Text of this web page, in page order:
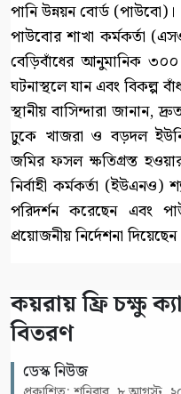
পানি উন্নয়ন বোর্ড (পাউবো)।
পাউবোর শাখা কর্মকর্তা
বেড়িবাঁধের আনুমানিক
ঘটনাস্থলে যান এবং বিকল্প
স্থানীয় বাসিন্দারা জানান,
ঢুকে খাজরা ও বড়দল
জমির ফসল ক্ষতিগ্রস্ত
নির্বাহী কর্মকর্তা (ইউএনও)
পরিদর্শন করেছেন এবং
প্রয়োজনীয় নির্দেশনা
কয়রায় ফ্রি চক্ষু
বিতরণ
ডেস্ক নিউজ